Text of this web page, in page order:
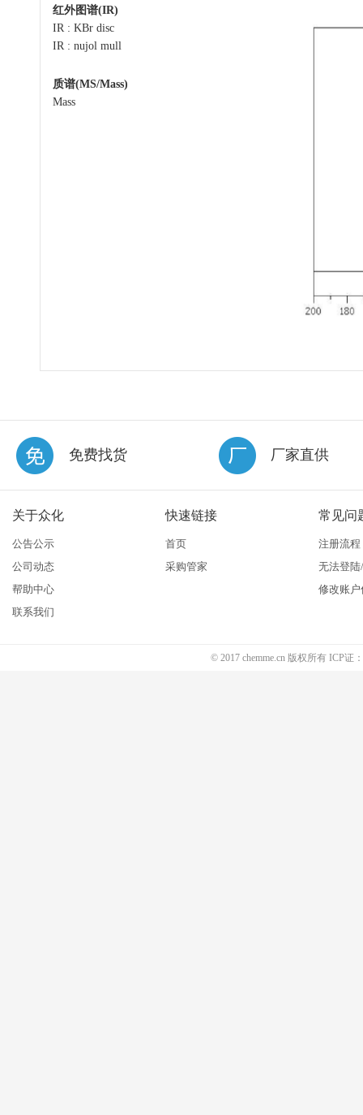
红外图谱(IR)
IR : KBr disc
IR : nujol mull
质谱(MS/Mass)
Mass
免费找货 厂家直供
关于众化
公告公示
公司动态
帮助中心
联系我们
快速链接
首页
采购管家
常见问
注册流程
无法登
修改账户
© 2017 chemme.cn 版权所有 ICP证：